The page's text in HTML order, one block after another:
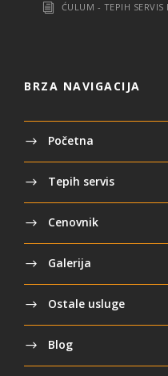
ĆULUM - TEPIH
BRZA NAVIGACIJA
Početna
Tepih servis
Cenovnik
Galerija
Ostale usluge
Blog